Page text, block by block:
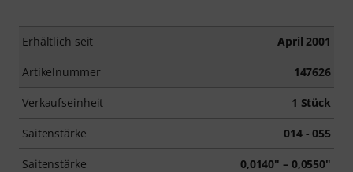
Erhältlich seit April 2001
Artikelnummer 147626
Verkaufseinheit 1 Stück
Saitenstärke 014 - 055
Saitenstärke 0,0140" – 0,0550"